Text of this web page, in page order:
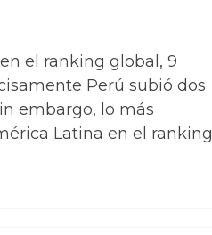
el ranking global, 9
Perú subió dos
embargo, lo más
Latina en el ranking